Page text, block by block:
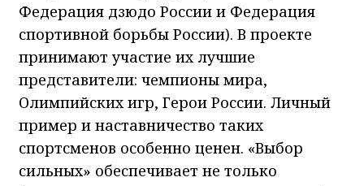
Федерация дзюдо России и Федерация
спортивной борьбы России). В проекте
принимают участие их лучшие
представители: чемпионы мира,
Олимпийских игр, Герои России. Личный
пример и наставничество таких
спортсменов особенно ценен. «Выбор
сильных» обеспечивает не только